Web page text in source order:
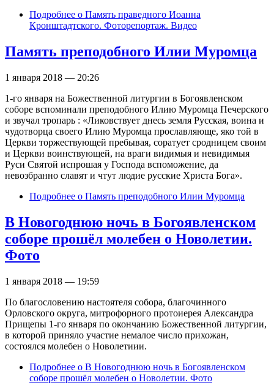
Подробнее о Память праведного Иоанна
Кронштадтского. Фоторепортаж. Видео
Память преподобного Илии Муромца
1 января 2018 — 20:26
1-го января на Божественной литургии в Богоявленском
соборе вспоминали преподобного Илию Муромца Печерского
и звучал тропарь : «Ликовствует днесь земля Русская, воина и
чудотворца своего Илию Муромца прославляюще, яко той в
Церкви торжествующей пребывая, соратует сродницем своим
и Церкви воинствующей, на враги видимыя и невидимыя
Руси Святой испрошая у Господа вспоможение, да
невозбранно славят и чтут людие русские Христа Бога».
Подробнее о Память преподобного Илии Муромца
В Новогоднюю ночь в Богоявленском
соборе прошёл молебен о Новолетии.
Фото
1 января 2018 — 19:59
По благословению настоятеля собора, благочинного
Орловского округа, митрофорного протоиерея Александра
Прищепы 1-го января по окончанию Божественной литургии,
в которой приняло участие немалое число прихожан,
состоялся молебен о Новолетиии.
Подробнее о В Новогоднюю ночь в Богоявленском
соборе прошёл молебен о Новолетии. Фото